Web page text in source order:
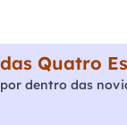
Quatro
dentro das